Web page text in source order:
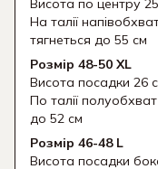
Висота по центру
На талії
тягнеться до 55 см
Розмір 48-50 XL
Висота посадки 26
По талії
до 52 см
Розмір 46-48 L
Висота посадки